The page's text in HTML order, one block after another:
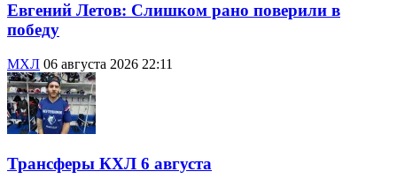
Евгений Летов: Слишком рано поверили в
победу
МХЛ 06 августа 2026 22:11
Трансферы КХЛ 6 августа